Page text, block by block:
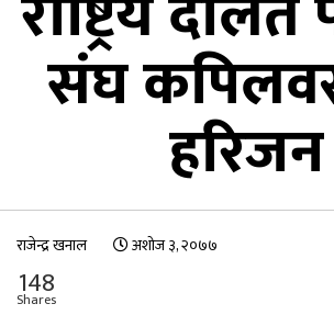
संघ
हरिजन
राजेन्द्र खनाल अशोज ३, २०७७
148
Shares